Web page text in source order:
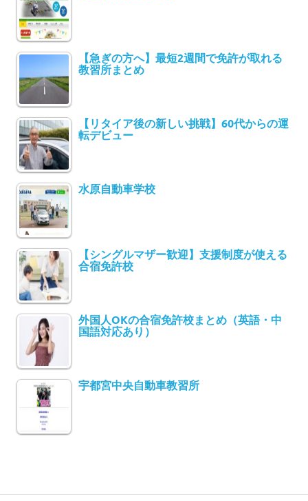
【急ぎの方へ】最短2週間で免許が取れる
教習所まとめ
【リタイア後の新しい挑戦】60代からの運
転デビュー
水原自動車学校
【シングルマザー歓迎】支援制度が使える
合宿免許校
外国人OKの合宿免許校まとめ（英語・中
国語対応あり）
宇都宮中央自動車教習所